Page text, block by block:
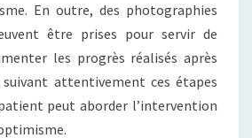
En outre, des photographies
être prises pour servir de
les progrès réalisés après
suivant attentivement ces étapes
peut aborder l’intervention